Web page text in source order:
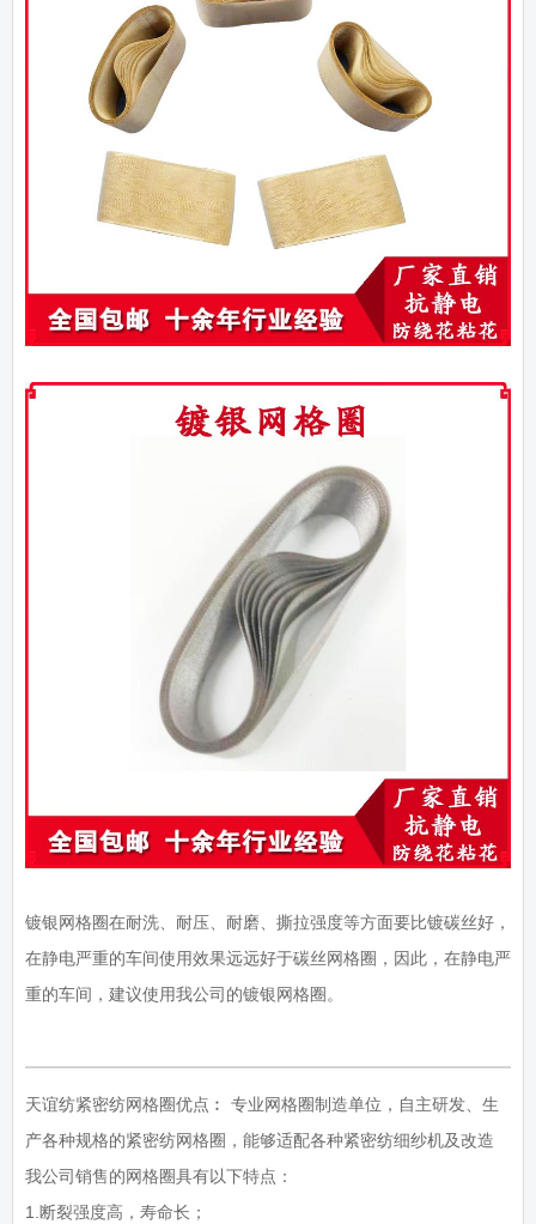
镀银网格圈在耐洗、耐压、耐磨、撕拉强度等方面要比镀碳丝好，
在静电严重的车间使用效果远远好于碳丝网格圈，因此，在静电严
重的车间，建议使用我公司的镀银网格圈。
天谊纺紧密纺网格圈优点︰ 专业网格圈制造单位，自主研发、生
产各种规格的紧密纺网格圈，能够适配各种紧密纺细纱机及改造
我公司销售的网格圈具有以下特点：
1.断裂强度高，寿命长；